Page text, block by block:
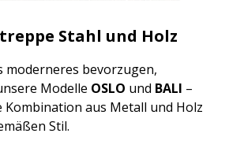
Stahl und Holz
moderneres bevorzugen,
Modelle OSLO und BALI –
Kombination aus Metall und Holz
Stil.